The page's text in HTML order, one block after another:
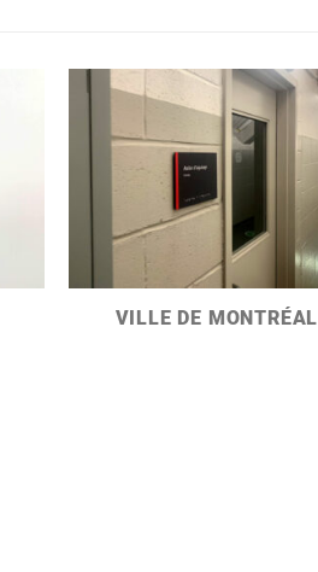
VILLE DE MONTRÉAL